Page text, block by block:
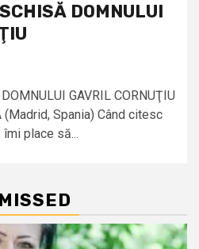
DOMNULUI
GAVRIL CORNUŢIU
(Madrid, Spania) Când citesc
place să...